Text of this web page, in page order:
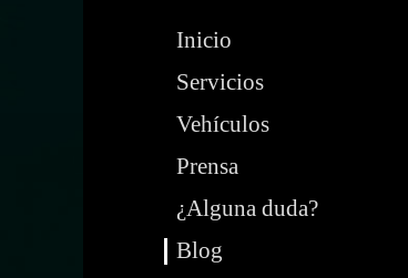
Inicio
Servicios
Vehículos
Prensa
¿Alguna duda?
Blog